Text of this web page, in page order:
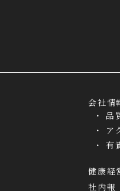
会社情
品
ア
有
健康経
社内報